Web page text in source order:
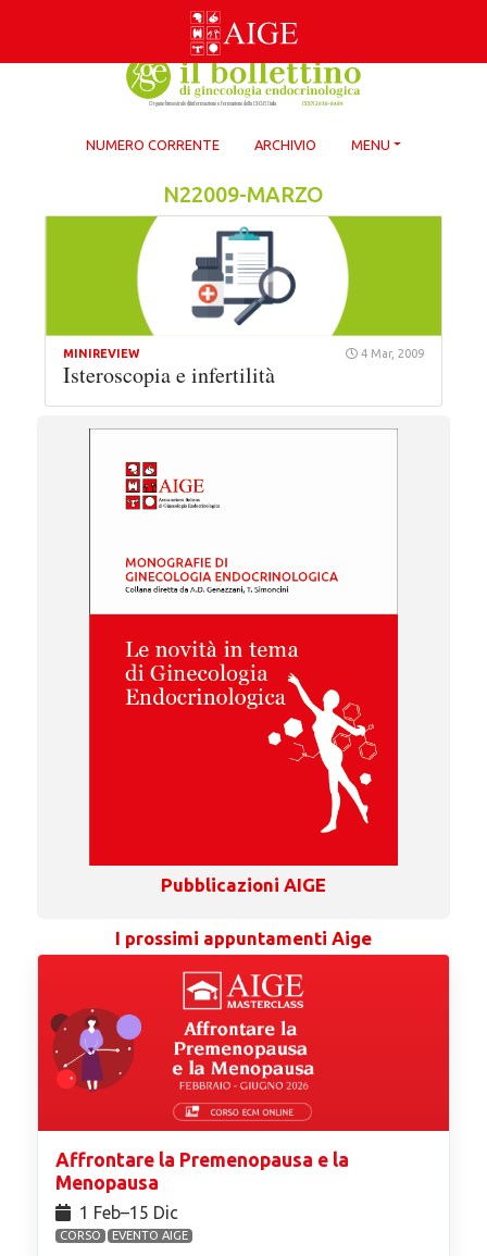
NUMERO CORRENTE ARCHIVIO MENU
N22009-MARZO
MINIREVIEW 4 Mar, 2009
Isteroscopia e infertilità
Pubblicazioni AIGE
I prossimi appuntamenti Aige
Affrontare la Premenopausa e la
Menopausa
1 Feb⁠–15 Dic
CORSO EVENTO AIGE